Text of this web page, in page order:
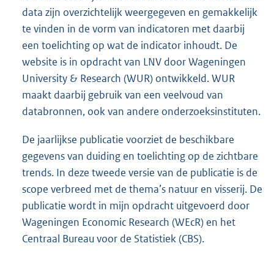
data zijn overzichtelijk weergegeven en gemakkelijk
te vinden in de vorm van indicatoren met daarbij
een toelichting op wat de indicator inhoudt. De
website is in opdracht van LNV door Wageningen
University & Research (WUR) ontwikkeld. WUR
maakt daarbij gebruik van een veelvoud van
databronnen, ook van andere onderzoeksinstituten.
De jaarlijkse publicatie voorziet de beschikbare
gegevens van duiding en toelichting op de zichtbare
trends. In deze tweede versie van de publicatie is de
scope verbreed met de thema’s natuur en visserij. De
publicatie wordt in mijn opdracht uitgevoerd door
Wageningen Economic Research (WEcR) en het
Centraal Bureau voor de Statistiek (CBS).